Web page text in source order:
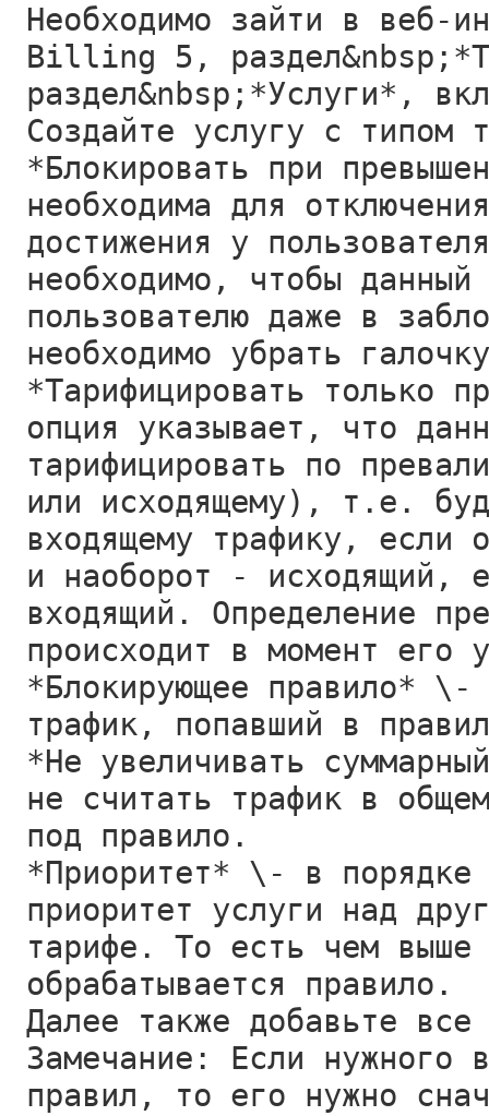
Необходимо зайти в веб-
Billing 5,
раздел&nbsp;*Услуги*,
Создайте услугу с типом
*Блокировать при
необходима для
достижения у
необходимо, чтобы
пользователю даже в
необходимо убрать
*Тарифицировать только
опция указывает, что
тарифицировать по
или исходящему), т.е.
входящему трафику, если
и наоборот - исходящий,
входящий. Определение
происходит в момент его
*Блокирующее правило* \-
трафик, попавший в
*Не увеличивать
не считать трафик в
под правило.
*Приоритет* \- в порядке
приоритет услуги над
тарифе. То есть чем выше
обрабатывается правило.
Далее также добавьте
Замечание: Если нужного
правил, то его нужно